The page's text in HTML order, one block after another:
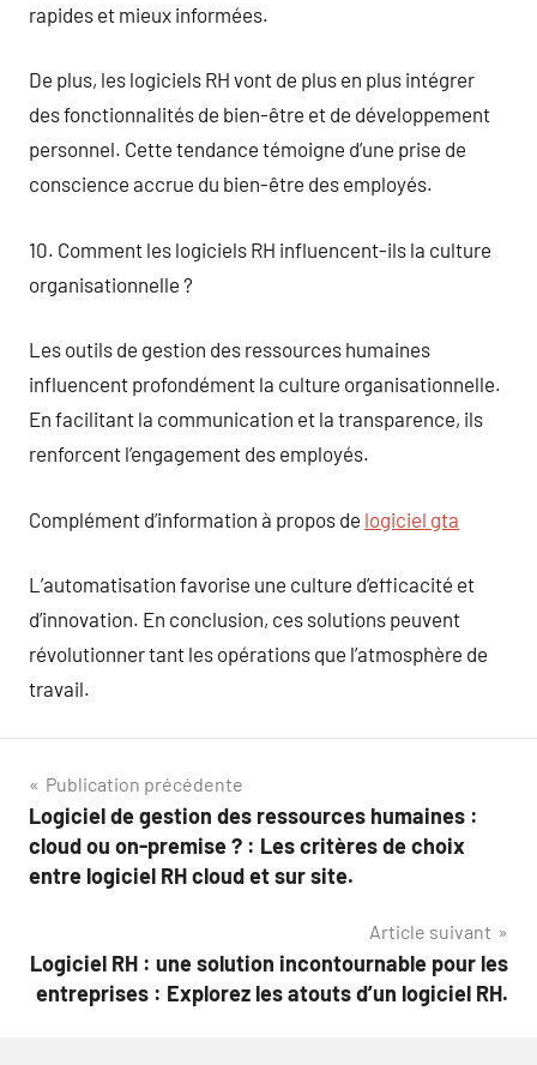
rapides et mieux informées.
De plus, les logiciels RH vont de plus en plus intégrer
des fonctionnalités de bien-être et de développement
personnel. Cette tendance témoigne d’une prise de
conscience accrue du bien-être des employés.
10. Comment les logiciels RH influencent-ils la culture
organisationnelle ?
Les outils de gestion des ressources humaines
influencent profondément la culture organisationnelle.
En facilitant la communication et la transparence, ils
renforcent l’engagement des employés.
Complément d’information à propos de logiciel gta
L’automatisation favorise une culture d’efficacité et
d’innovation. En conclusion, ces solutions peuvent
révolutionner tant les opérations que l’atmosphère de
travail.
Navigation
de
l’article
Publication précédente
Logiciel de gestion des ressources humaines :
cloud ou on-premise ? : Les critères de choix
entre logiciel RH cloud et sur site.
Article suivant
Logiciel RH : une solution incontournable pour les
entreprises : Explorez les atouts d’un logiciel RH.